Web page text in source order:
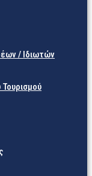
/ Ιδιωτών